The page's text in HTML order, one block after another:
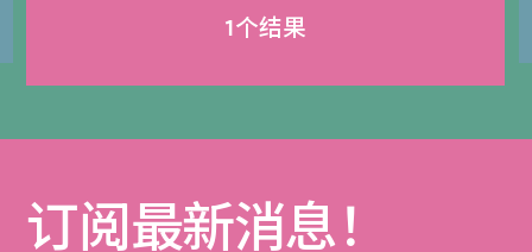
1个结果
订阅最新消息！